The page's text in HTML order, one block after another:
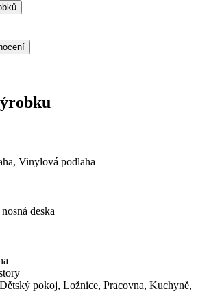
Vinylová podlaha
deska
pokoj, Ložnice, Pracovna, Kuchyně,